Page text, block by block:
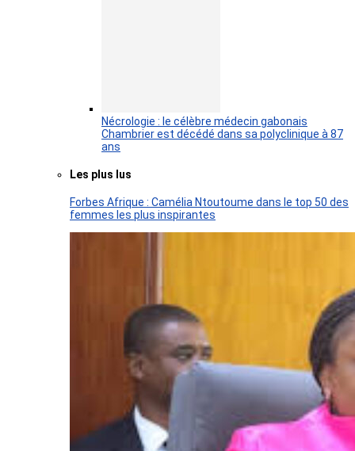
Nécrologie : le célèbre médecin gabonais
Chambrier est décédé dans sa polyclinique à 87
ans
Les plus lus
Forbes Afrique : Camélia Ntoutoume dans le top 50 des
femmes les plus inspirantes